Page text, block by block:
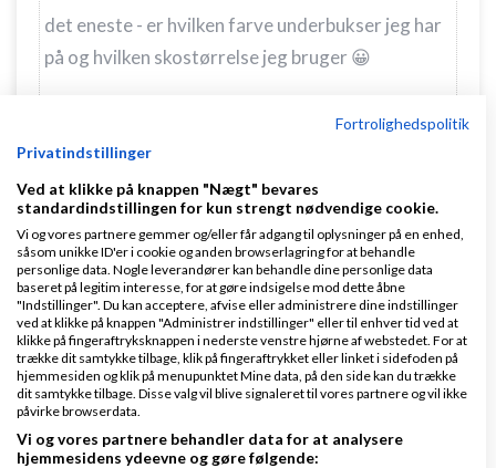
det eneste - er hvilken farve underbukser jeg har
på og hvilken skostørrelse jeg bruger 😀
Nu ved jeg hvordan borgerne i DDR havde
det...........!!!!!!
Er det indberetning overmoms, regnskabmm, som
du piver over? For det er da ret basale og simple
ting...
At sammenligne det med DDR, det er direkte
latterligt og usympatisk. Du burde måske læse lidt
op omkring DDR, og hvordan forholdene var i
Østtyskland. Ja evt bare besøge det tidligere DDR
idag, hvor du stadigvæk kan se og opleve fortidens
Fortrolighedspolitik
Privatindstillinger
Ved at klikke på knappen "Nægt" bevares
standardindstillingen for kun strengt nødvendige cookie.
Vi og vores partnere gemmer og/eller får adgang til oplysninger på en enhed,
såsom unikke ID'er i cookie og anden browserlagring for at behandle
personlige data. Nogle leverandører kan behandle dine personlige data
baseret på legitim interesse, for at gøre indsigelse mod dette åbne
"Indstillinger". Du kan acceptere, afvise eller administrere dine indstillinger
ved at klikke på knappen "Administrer indstillinger" eller til enhver tid ved at
klikke på fingeraftryksknappen i nederste venstre hjørne af webstedet. For at
trække dit samtykke tilbage, klik på fingeraftrykket eller linket i sidefoden på
hjemmesiden og klik på menupunktet Mine data, på den side kan du trække
dit samtykke tilbage. Disse valg vil blive signaleret til vores partnere og vil ikke
påvirke browserdata.
Vi og vores partnere behandler data for at analysere
hjemmesidens ydeevne og gøre følgende: